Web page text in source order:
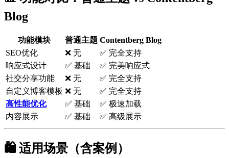
Blog
功能模块 普通主题 Contentberg Blog
SEO优化
❌ 无
✅ 完全支持
响应式设计
✅ 基础
✅ 完美响应式
社交分享功能
❌ 无
✅ 完全支持
自定义博客模板 ❌ 无
✅ 完全支持
高性能优化
✅ 基础
✅ 极速加载
内容展示
✅ 基础 ✅ 高级展示
🛍️ 适用场景（含案例）